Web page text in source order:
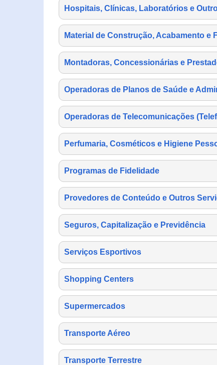
Hospitais, Clínicas, Laboratórios e
Material de Construção, Acabamento e
Montadoras, Concessionárias e
Operadoras de Planos de Saúde e
Operadoras de Telecomunicações
Perfumaria, Cosméticos e Higiene
Programas de Fidelidade
Provedores de Conteúdo e Outros
Seguros, Capitalização e Previdência
Serviços Esportivos
Shopping Centers
Supermercados
Transporte Aéreo
Transporte Terrestre